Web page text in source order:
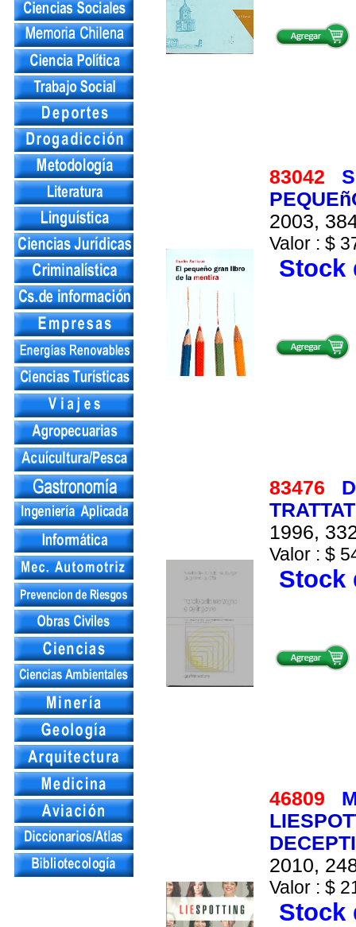
83042
2003,
Valor : $
Stock
83476
1996,
Valor : $
Stock
46809
2010,
Valor : $
Stock